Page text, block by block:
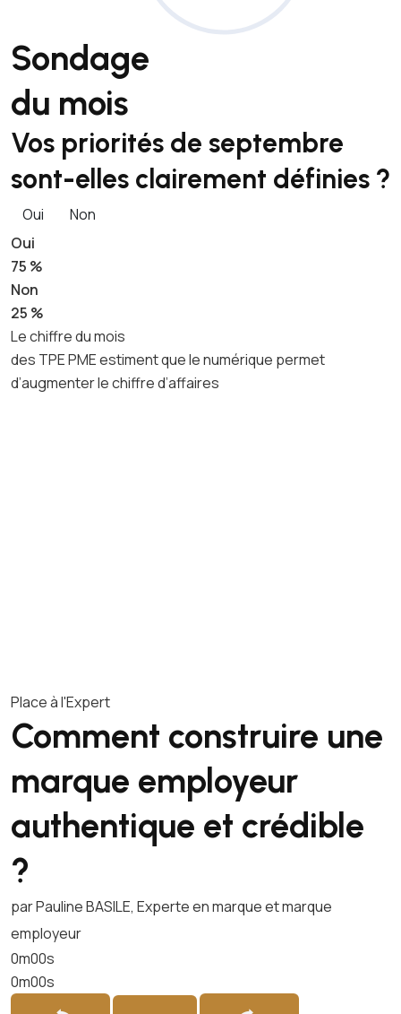
Sondage
du mois
Vos priorités de septembre
sont-elles clairement définies ?
Oui
Non
Oui
75 %
Non
25 %
Le chiffre du mois
des TPE PME estiment que le numérique permet
d’augmenter le chiffre d’affaires
Place à l'Expert
Comment construire une
marque employeur
authentique et crédible
?
par Pauline BASILE, Experte en marque et marque
employeur
0m00s
0m00s